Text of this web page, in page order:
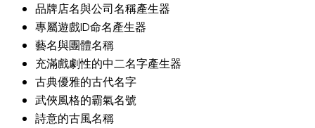
品牌店名與公司名稱產生器
專屬遊戲ID命名產生器
藝名與團體名稱
充滿戲劇性的中二名字產生器
古典優雅的古代名字
武俠風格的霸氣名號
詩意的古風名稱